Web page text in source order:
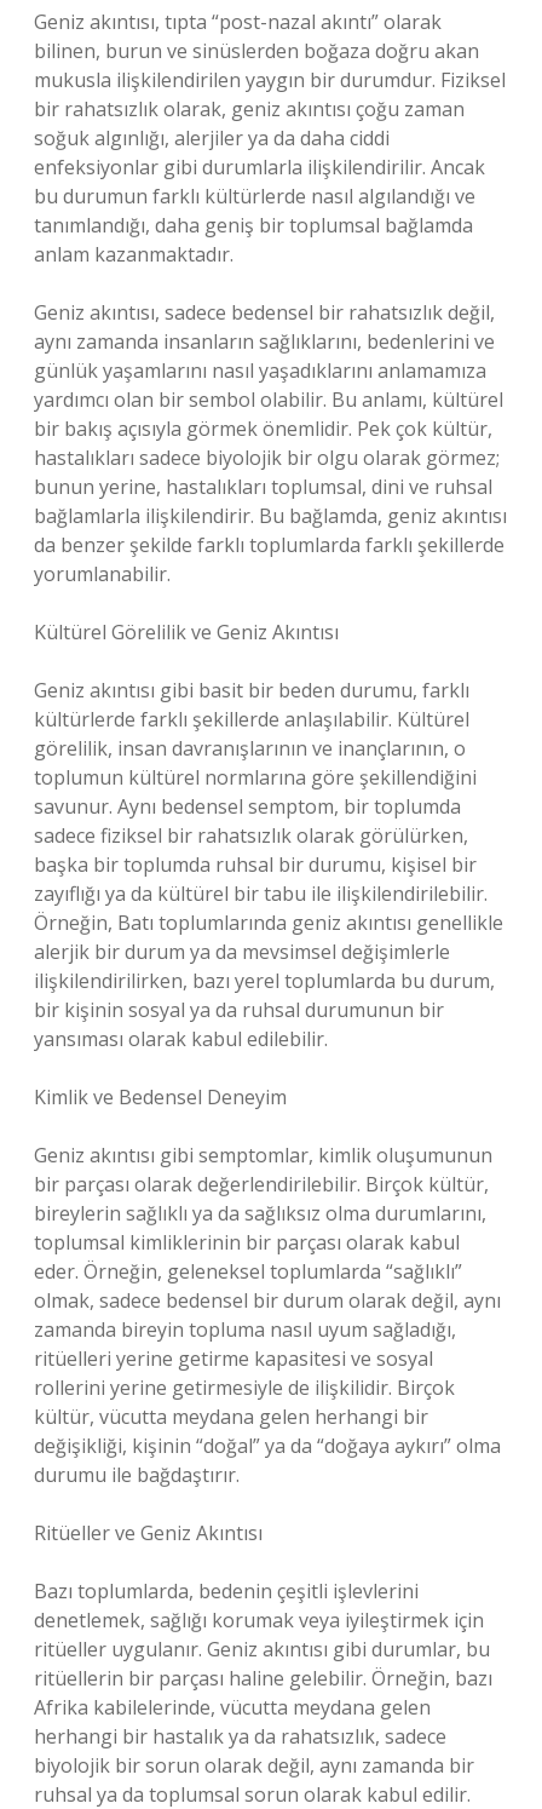
Geniz akıntısı, tıpta “post-nazal akıntı” olarak
bilinen, burun ve sinüslerden boğaza doğru akan
mukusla ilişkilendirilen yaygın bir durumdur. Fiziksel
bir rahatsızlık olarak, geniz akıntısı çoğu zaman
soğuk algınlığı, alerjiler ya da daha ciddi
enfeksiyonlar gibi durumlarla ilişkilendirilir. Ancak
bu durumun farklı kültürlerde nasıl algılandığı ve
tanımlandığı, daha geniş bir toplumsal bağlamda
anlam kazanmaktadır.
Geniz akıntısı, sadece bedensel bir rahatsızlık değil,
aynı zamanda insanların sağlıklarını, bedenlerini ve
günlük yaşamlarını nasıl yaşadıklarını anlamamıza
yardımcı olan bir sembol olabilir. Bu anlamı, kültürel
bir bakış açısıyla görmek önemlidir. Pek çok kültür,
hastalıkları sadece biyolojik bir olgu olarak görmez;
bunun yerine, hastalıkları toplumsal, dini ve ruhsal
bağlamlarla ilişkilendirir. Bu bağlamda, geniz akıntısı
da benzer şekilde farklı toplumlarda farklı şekillerde
yorumlanabilir.
Kültürel Görelilik ve Geniz Akıntısı
Geniz akıntısı gibi basit bir beden durumu, farklı
kültürlerde farklı şekillerde anlaşılabilir. Kültürel
görelilik, insan davranışlarının ve inançlarının, o
toplumun kültürel normlarına göre şekillendiğini
savunur. Aynı bedensel semptom, bir toplumda
sadece fiziksel bir rahatsızlık olarak görülürken,
başka bir toplumda ruhsal bir durumu, kişisel bir
zayıflığı ya da kültürel bir tabu ile ilişkilendirilebilir.
Örneğin, Batı toplumlarında geniz akıntısı genellikle
alerjik bir durum ya da mevsimsel değişimlerle
ilişkilendirilirken, bazı yerel toplumlarda bu durum,
bir kişinin sosyal ya da ruhsal durumunun bir
yansıması olarak kabul edilebilir.
Kimlik ve Bedensel Deneyim
Geniz akıntısı gibi semptomlar, kimlik oluşumunun
bir parçası olarak değerlendirilebilir. Birçok kültür,
bireylerin sağlıklı ya da sağlıksız olma durumlarını,
toplumsal kimliklerinin bir parçası olarak kabul
eder. Örneğin, geleneksel toplumlarda “sağlıklı”
olmak, sadece bedensel bir durum olarak değil, aynı
zamanda bireyin topluma nasıl uyum sağladığı,
ritüelleri yerine getirme kapasitesi ve sosyal
rollerini yerine getirmesiyle de ilişkilidir. Birçok
kültür, vücutta meydana gelen herhangi bir
değişikliği, kişinin “doğal” ya da “doğaya aykırı” olma
durumu ile bağdaştırır.
Ritüeller ve Geniz Akıntısı
Bazı toplumlarda, bedenin çeşitli işlevlerini
denetlemek, sağlığı korumak veya iyileştirmek için
ritüeller uygulanır. Geniz akıntısı gibi durumlar, bu
ritüellerin bir parçası haline gelebilir. Örneğin, bazı
Afrika kabilelerinde, vücutta meydana gelen
herhangi bir hastalık ya da rahatsızlık, sadece
biyolojik bir sorun olarak değil, aynı zamanda bir
ruhsal ya da toplumsal sorun olarak kabul edilir.